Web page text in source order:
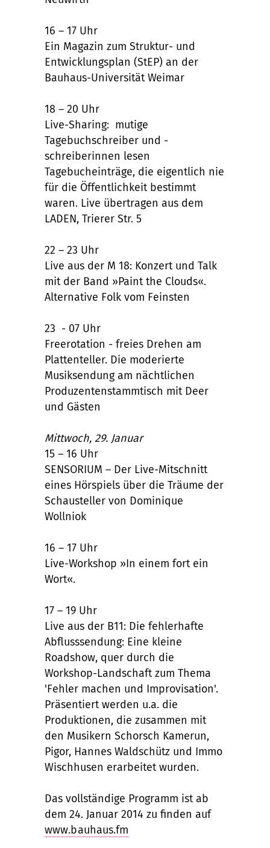
16 – 17 Uhr
Ein Magazin zum Struktur- und
Entwicklungsplan (StEP) an der
Bauhaus-Universität Weimar
18 – 20 Uhr
Live-Sharing: mutige
Tagebuchschreiber und -
schreiberinnen lesen
Tagebucheinträge, die eigentlich nie
für die Öffentlichkeit bestimmt
waren. Live übertragen aus dem
LADEN, Trierer Str. 5
22 – 23 Uhr
Live aus der M 18: Konzert und Talk
mit der Band »Paint the Clouds«.
Alternative Folk vom Feinsten
23 - 07 Uhr
Freerotation - freies Drehen am
Plattenteller. Die moderierte
Musiksendung am nächtlichen
Produzentenstammtisch mit Deer
und Gästen
Mittwoch, 29. Januar
15 – 16 Uhr
SENSORIUM – Der Live-Mitschnitt
eines Hörspiels über die Träume der
Schausteller von Dominique
Wollniok
16 – 17 Uhr
Live-Workshop »In einem fort ein
Wort«.
17 – 19 Uhr
Live aus der B11: Die fehlerhafte
Abflusssendung: Eine kleine
Roadshow, quer durch die
Workshop-Landschaft zum Thema
'Fehler machen und Improvisation'.
Präsentiert werden u.a. die
Produktionen, die zusammen mit
den Musikern Schorsch Kamerun,
Pigor, Hannes Waldschütz und Immo
Wischhusen erarbeitet wurden.
Das vollständige Programm ist ab
dem 24. Januar 2014 zu finden auf
www.bauhaus.fm